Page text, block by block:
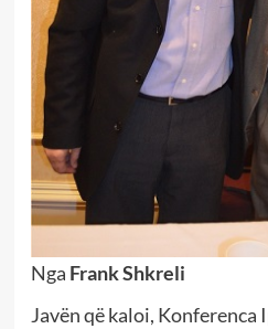
Nga Frank Shkreli
Javën që kaloi, Konferenca